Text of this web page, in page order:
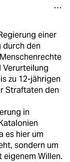
einer
durch den
Verurteilung
zu 12-jährigen
Straftaten den
in
es hier um
sondern um
eigenem Willen.